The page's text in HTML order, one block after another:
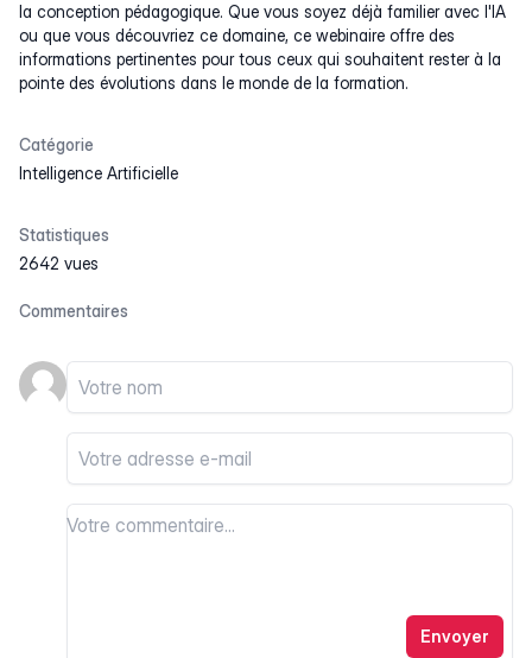
la conception pédagogique. Que vous soyez déjà familier avec l'IA
ou que vous découvriez ce domaine, ce webinaire offre des
informations pertinentes pour tous ceux qui souhaitent rester à la
pointe des évolutions dans le monde de la formation.
Catégorie
Intelligence Artificielle
Statistiques
2642 vues
Commentaires
Votre nom
Votre email
Votre commentaire
Votre commentaire
Envoyer